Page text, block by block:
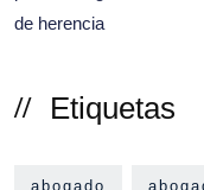
Etiquetas
abogado